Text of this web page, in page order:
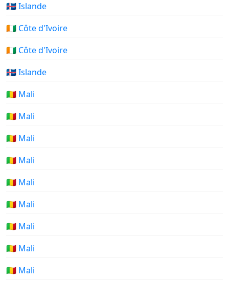
🇮🇸 Islande
🇨🇮 Côte d'Ivoire
🇨🇮 Côte d'Ivoire
🇮🇸 Islande
🇲🇱 Mali
🇲🇱 Mali
🇲🇱 Mali
🇲🇱 Mali
🇲🇱 Mali
🇲🇱 Mali
🇲🇱 Mali
🇲🇱 Mali
🇲🇱 Mali